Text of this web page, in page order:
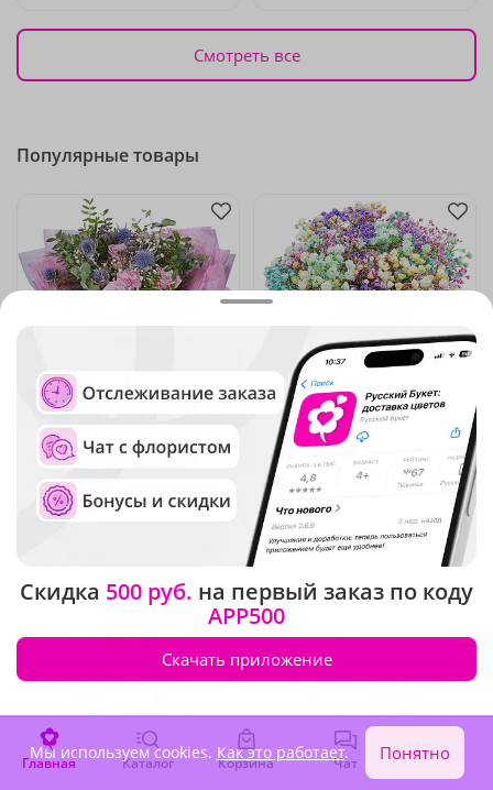
Смотреть все
Популярные товары
5(76)
Букет "Сказочная фантазия"
В наличии
Композиция "Звездочка"
В наличии
3 320 ₽
Главная Каталог Корзина Чат Войти
Скидка 500 руб. на первый заказ по коду
APP500
Скачать приложение
Мы используем cookies. Как это работает. Понятно